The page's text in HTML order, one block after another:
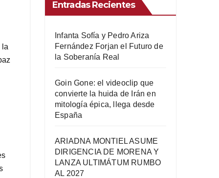
la
Entradas Recientes
Infanta Sofía y Pedro Ariza
Fernández Forjan el Futuro de
la Soberanía Real
Goin Gone: el videoclip que
convierte la huida de Irán en
mitología épica, llega desde
España
ARIADNA MONTIEL ASUME
DIRIGENCIA DE MORENA Y
LANZA ULTIMÁTUM RUMBO
AL 2027